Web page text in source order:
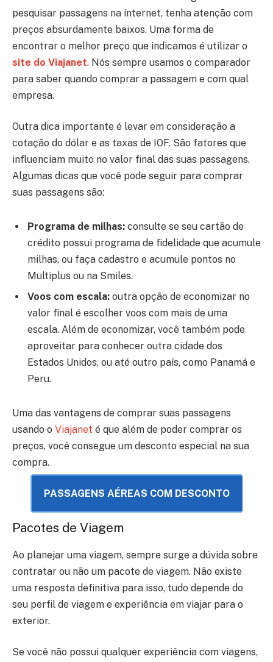
pesquisar passagens na internet, tenha atenção com
preços absurdamente baixos. Uma forma de
encontrar o melhor preço que indicamos é utilizar o
site do Viajanet. Nós sempre usamos o comparador
para saber quando comprar a passagem e com qual
empresa.
Outra dica importante é levar em consideração a
cotação do dólar e as taxas de IOF. São fatores que
influenciam muito no valor final das suas passagens.
Algumas dicas que você pode seguir para comprar
suas passagens são:
Programa de milhas: consulte se seu cartão de
crédito possui programa de fidelidade que acumule
milhas, ou faça cadastro e acumule pontos no
Multiplus ou na Smiles.
Voos com escala: outra opção de economizar no
valor final é escolher voos com mais de uma
escala. Além de economizar, você também pode
aproveitar para conhecer outra cidade dos
Estados Unidos, ou até outro país, como Panamá e
Peru.
Uma das vantagens de comprar suas passagens
usando o Viajanet é que além de poder comprar os
preços, você consegue um desconto especial na sua
compra.
PASSAGENS AÉREAS COM DESCONTO
Pacotes de Viagem
Ao planejar uma viagem, sempre surge a dúvida sobre
contratar ou não um pacote de viagem. Não existe
uma resposta definitiva para isso, tudo depende do
seu perfil de viagem e experiência em viajar para o
exterior.
Se você não possui qualquer experiência com viagens,